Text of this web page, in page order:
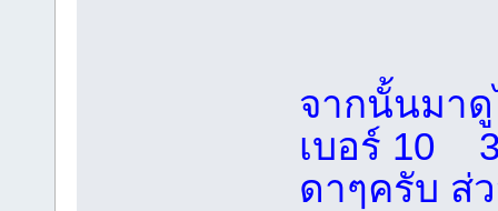
จากนั้นมา
เบอร์ 10
ดาๆครับ ส่